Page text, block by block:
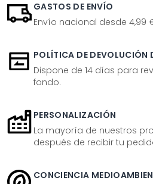
GASTOS DE ENVÍO
Envío nacional desde 4,99
POLÍTICA DE DEVOLUCIÓN
Dispone de 14 días para
fondo.
PERSONALIZACIÓN
La mayoría de nuestros
después de recibir tu
CONCIENCIA